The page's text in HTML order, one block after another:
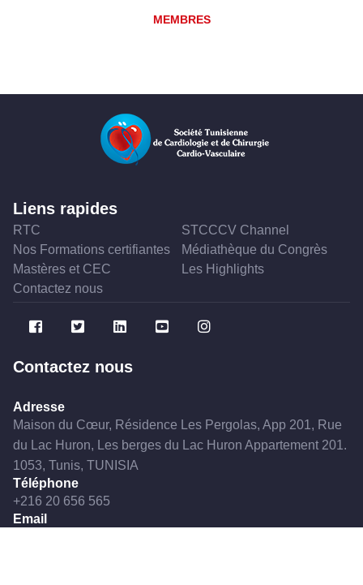
MEMBRES
Liens rapides
RTC
STCCCV Channel
Nos Formations certifiantes
Médiathèque du Congrès
Mastères et CEC
Les Highlights
Contactez nous
Contactez nous
Adresse
Maison du Cœur, Résidence Les Pergolas, App 201, Rue
du Lac Huron, Les berges du Lac Huron Appartement 201.
1053, Tunis, TUNISIA
Téléphone
+216 20 656 565
Email